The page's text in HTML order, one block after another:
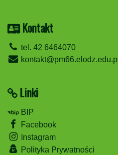
Kontakt
tel. 42 6464070
kontakt@pm66.elodz.edu.pl
Linki
BIP
Facebook
Instagram
Polityka Prywatności